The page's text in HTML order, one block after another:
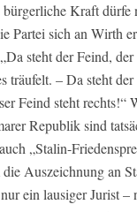
Kraft dürfe
Partei sich an Wirth
steht der Feind,
träufelt. – Da steht
Feind steht rechts!“
Republik sind
„Stalin-
Auszeichnung an
ein lausiger Jurist –